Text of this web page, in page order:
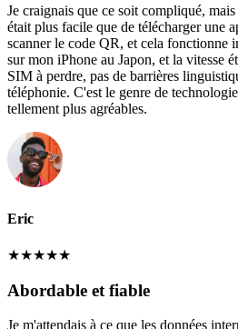
Je craignais que ce soit compliqué,
était plus facile que de télécharger une
scanner le code QR, et cela fonctionne
sur mon iPhone au Japon, et la vitesse
SIM à perdre, pas de barrières
téléphonie. C'est le genre de
tellement plus agréables.
Eric
★★★★★
Abordable et fiable
Je m'attendais à ce que les données